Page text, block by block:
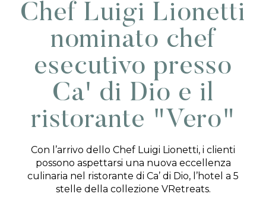
Chef Luigi Lionetti
nominato chef
esecutivo presso
Ca' di Dio e il
ristorante "Vero"
Con l’arrivo dello Chef Luigi Lionetti, i clienti
possono aspettarsi una nuova eccellenza
culinaria nel ristorante di Ca’ di Dio, l’hotel a 5
stelle della collezione VRetreats.